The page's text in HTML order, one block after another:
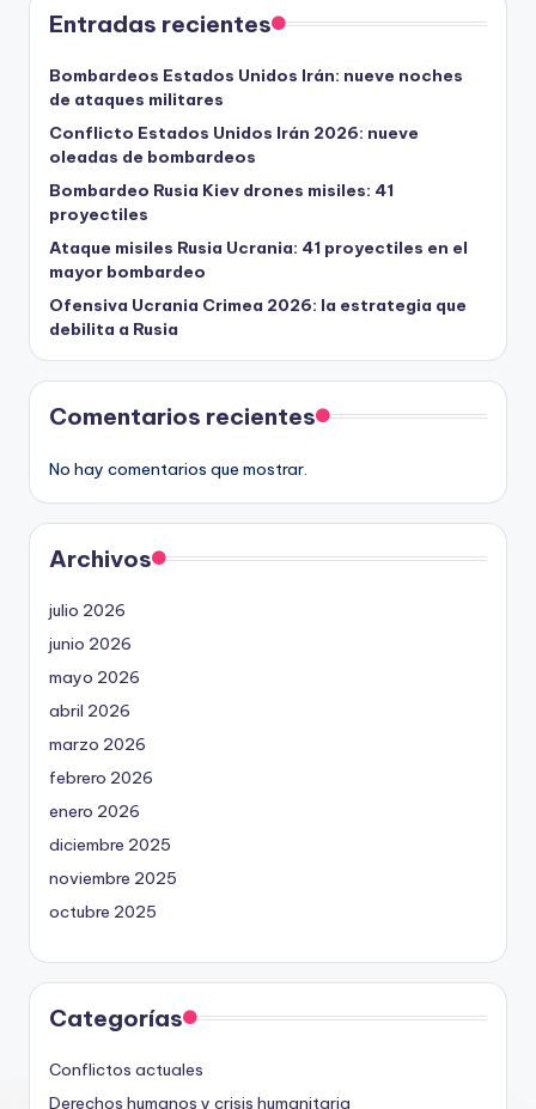
Entradas recientes
Bombardeos Estados Unidos Irán: nueve noches
de ataques militares
Conflicto Estados Unidos Irán 2026: nueve
oleadas de bombardeos
Bombardeo Rusia Kiev drones misiles: 41
proyectiles
Ataque misiles Rusia Ucrania: 41 proyectiles en el
mayor bombardeo
Ofensiva Ucrania Crimea 2026: la estrategia que
debilita a Rusia
Comentarios recientes
No hay comentarios que mostrar.
Archivos
julio 2026
junio 2026
mayo 2026
abril 2026
marzo 2026
febrero 2026
enero 2026
diciembre 2025
noviembre 2025
octubre 2025
Categorías
Conflictos actuales
Derechos humanos y crisis humanitaria